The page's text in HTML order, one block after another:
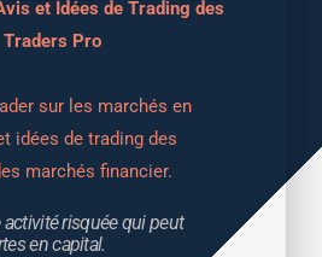
et Idées de Trading des
Traders Pro
sur les marchés en
idées de trading des
marchés financier.
risquée qui peut
en capital.